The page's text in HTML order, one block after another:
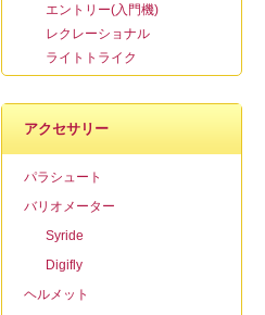
エントリー(入門機)
レクレーショナル
ライトトライク
アクセサリー
パラシュート
バリオメーター
Syride
Digifly
ヘルメット